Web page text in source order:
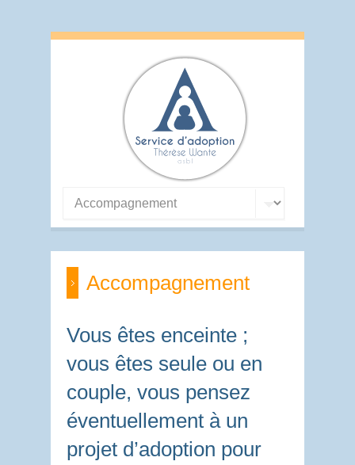
Accompagnement
Vous êtes enceinte ;
vous êtes seule ou en
couple, vous pensez
éventuellement à un
projet d’adoption pour